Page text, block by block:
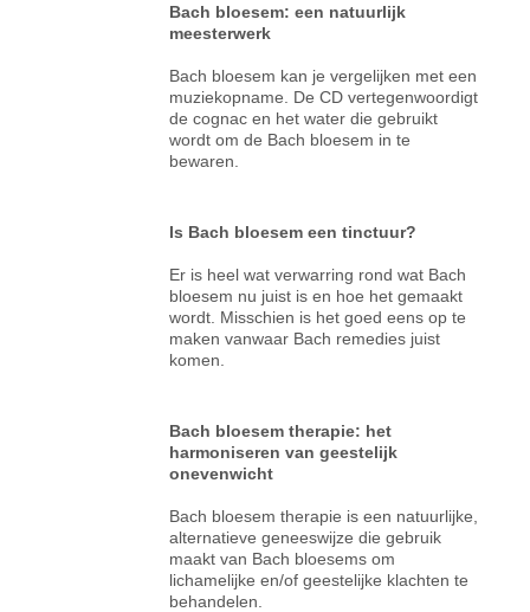
Bach bloesem: een natuurlijk
meesterwerk
Bach bloesem kan je vergelijken met een
muziekopname. De CD vertegenwoordigt
de cognac en het water die gebruikt
wordt om de Bach bloesem in te
bewaren.
Is Bach bloesem een tinctuur?
Er is heel wat verwarring rond wat Bach
bloesem nu juist is en hoe het gemaakt
wordt. Misschien is het goed eens op te
maken vanwaar Bach remedies juist
komen.
Bach bloesem therapie: het
harmoniseren van geestelijk
onevenwicht
Bach bloesem therapie is een natuurlijke,
alternatieve geneeswijze die gebruik
maakt van Bach bloesems om
lichamelijke en/of geestelijke klachten te
behandelen.